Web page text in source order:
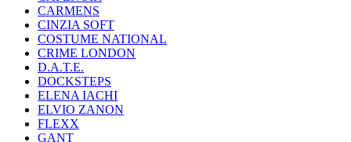
CARMENS
CINZIA SOFT
COSTUME NATIONAL
CRIME LONDON
D.A.T.E.
DOCKSTEPS
ELENA IACHI
ELVIO ZANON
FLEXX
GANT